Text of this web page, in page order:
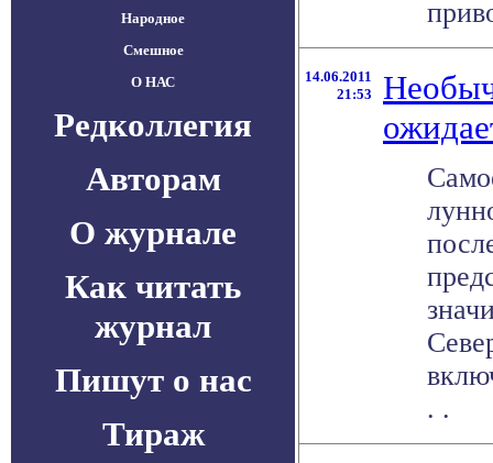
Народное
Смешное
О НАС
Редколлегия
Авторам
О журнале
Как читать
журнал
Пишут о нас
Тираж
14.06.2011
21:53
. .